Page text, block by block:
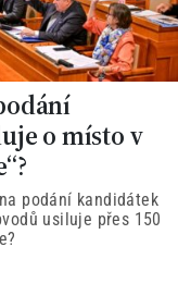
o místo v
podání kandidátek
usiluje přes 150